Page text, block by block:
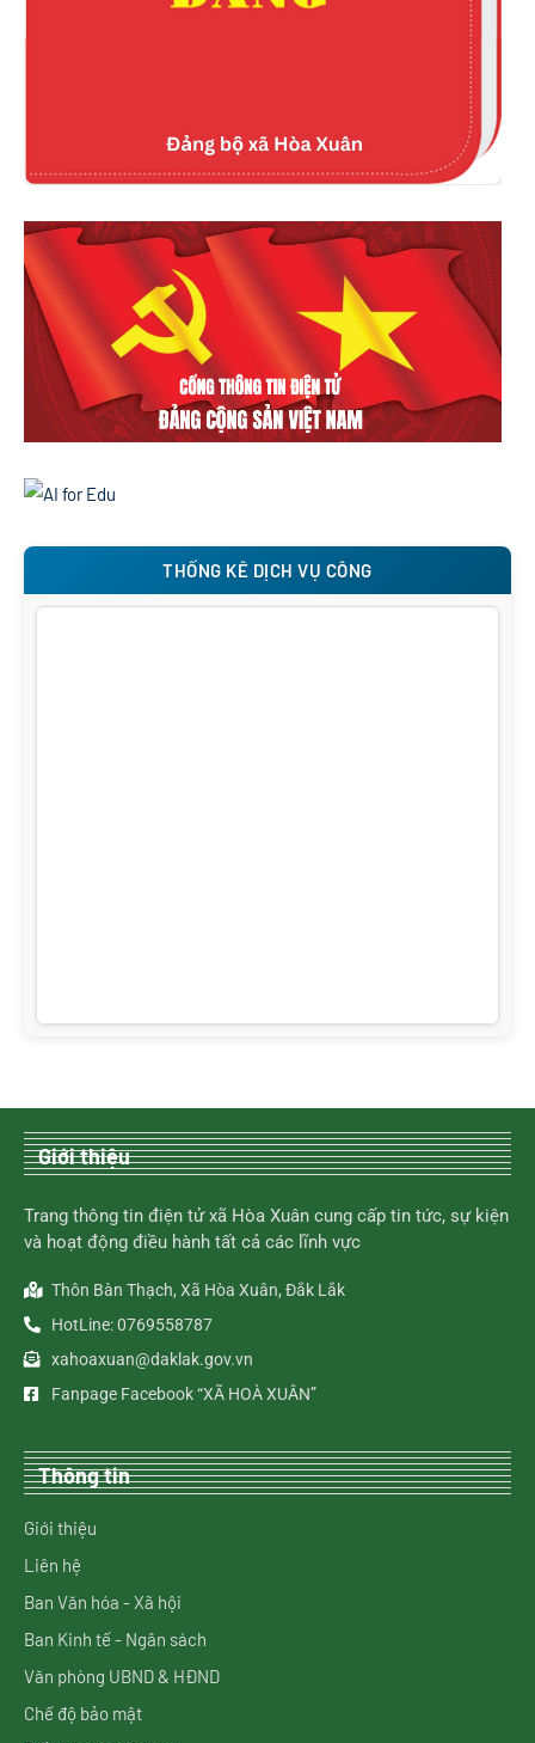
THỐNG KÊ DỊCH VỤ CÔNG
Giới thiệu
Trang thông tin điện tử xã Hòa Xuân cung cấp tin tức, sự kiện
và hoạt động điều hành tất cả các lĩnh vực
Thôn Bàn Thạch, Xã Hòa Xuân, Đắk Lắk
HotLine: 0769558787
xahoaxuan@daklak.gov.vn
Fanpage Facebook “XÃ HOÀ XUÂN”
Thông tin
Giới thiệu
Liên hệ
Ban Văn hóa - Xã hội
Ban Kinh tế - Ngân sách
Văn phòng UBND & HĐND
Chế độ bảo mật